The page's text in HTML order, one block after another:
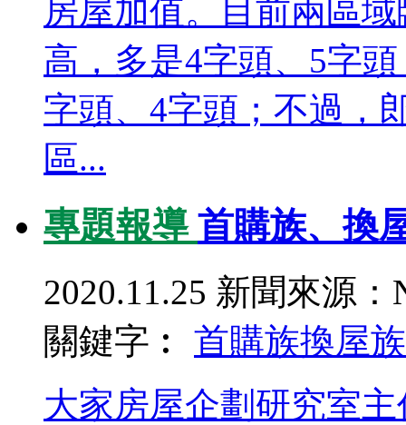
房屋加值。目前兩區
高，多是4字頭、5字
字頭、4字頭；不過，
區...
專題報導 首購族、換
2020.11.25 新聞來源：
關鍵字︰ 首購族換屋族
大家房屋企劃研究室